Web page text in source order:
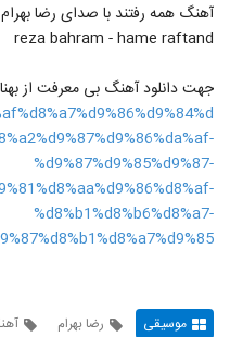
آهنگ همه رفتند با صدای رضا بهرام
reza bahram - hame raftand
جهت دانلود آهنگ بی معرفت از
%d9%87%d9%85%d9%87-
%d8%b1%d8%b6%d8%a7-
موسیقی رضا بهرام